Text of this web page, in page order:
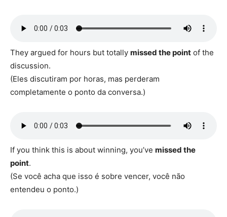
They argued for hours but totally missed the point of the
discussion.
(Eles discutiram por horas, mas perderam
completamente o ponto da conversa.)
If you think this is about winning, you’ve missed the
point.
(Se você acha que isso é sobre vencer, você não
entendeu o ponto.)